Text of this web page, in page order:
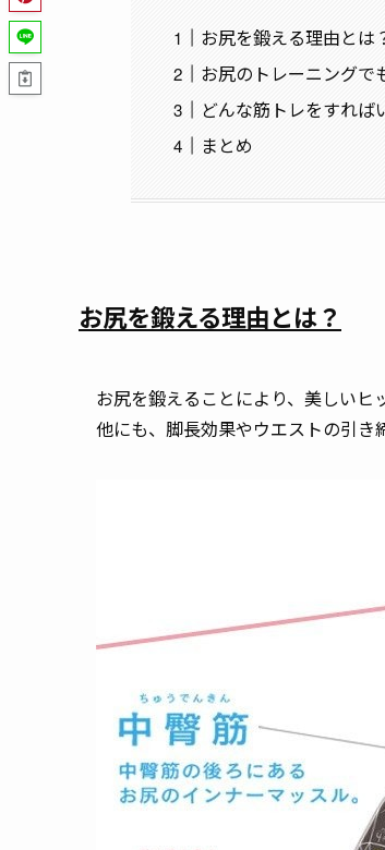
お尻を鍛える理由とは
お尻のトレーニングで
どんな筋トレをすれば
まとめ
お尻を鍛える理由とは？
お尻を鍛えることにより、美しいヒ
他にも、脚長効果やウエストの引き